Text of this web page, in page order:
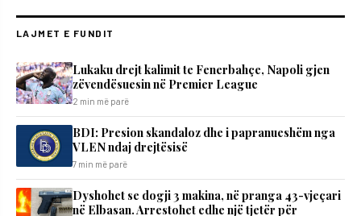
LAJMET E FUNDIT
Lukaku drejt kalimit te Fenerbahçe, Napoli gjen
zëvendësuesin në Premier League
2 min më parë
BDI: Presion skandaloz dhe i papranueshëm nga
VLEN ndaj drejtësisë
7 min më parë
Dyshohet se dogji 3 makina, në pranga 43-vjeçari
në Elbasan. Arrestohet edhe një tjetër për